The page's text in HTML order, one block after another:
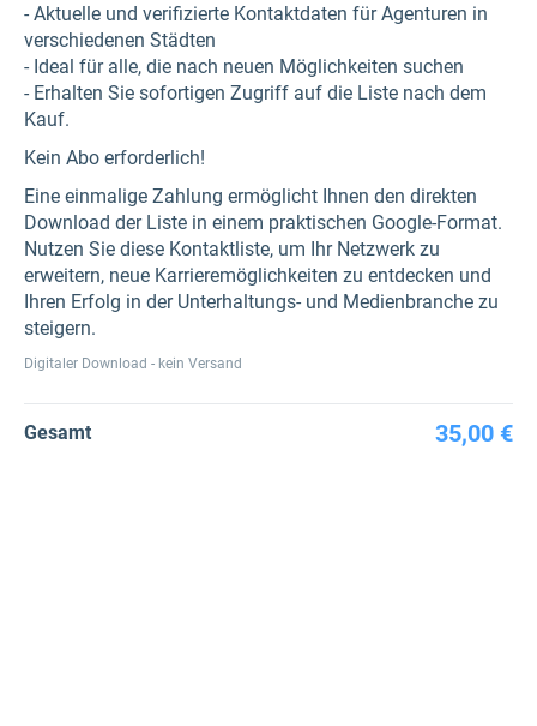
- Aktuelle und verifizierte Kontaktdaten für Agenturen in
verschiedenen Städten
- Ideal für alle, die nach neuen Möglichkeiten suchen
- Erhalten Sie sofortigen Zugriff auf die Liste nach dem
Kauf.
Kein Abo erforderlich!
Eine einmalige Zahlung ermöglicht Ihnen den direkten
Download der Liste in einem praktischen Google-Format.
Nutzen Sie diese Kontaktliste, um Ihr Netzwerk zu
erweitern, neue Karrieremöglichkeiten zu entdecken und
Ihren Erfolg in der Unterhaltungs- und Medienbranche zu
steigern.
Digitaler Download - kein Versand
Gesamt 35,00 €